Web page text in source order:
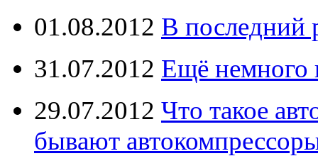
01.08.2012 В последний
31.07.2012 Ещё немного
29.07.2012 Что такое
бывают